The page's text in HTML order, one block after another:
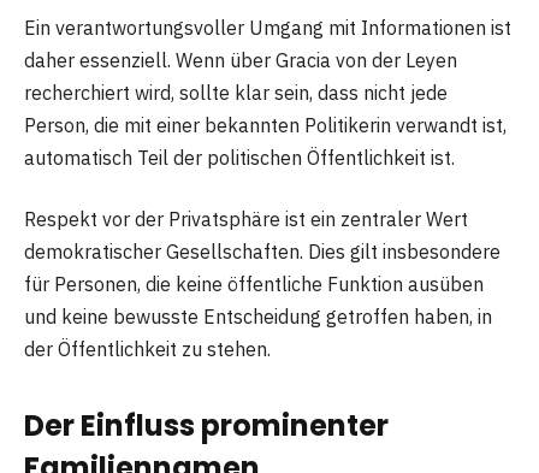
Ein verantwortungsvoller Umgang mit Informationen ist
daher essenziell. Wenn über Gracia von der Leyen
recherchiert wird, sollte klar sein, dass nicht jede
Person, die mit einer bekannten Politikerin verwandt ist,
automatisch Teil der politischen Öffentlichkeit ist.
Respekt vor der Privatsphäre ist ein zentraler Wert
demokratischer Gesellschaften. Dies gilt insbesondere
für Personen, die keine öffentliche Funktion ausüben
und keine bewusste Entscheidung getroffen haben, in
der Öffentlichkeit zu stehen.
Der Einfluss prominenter